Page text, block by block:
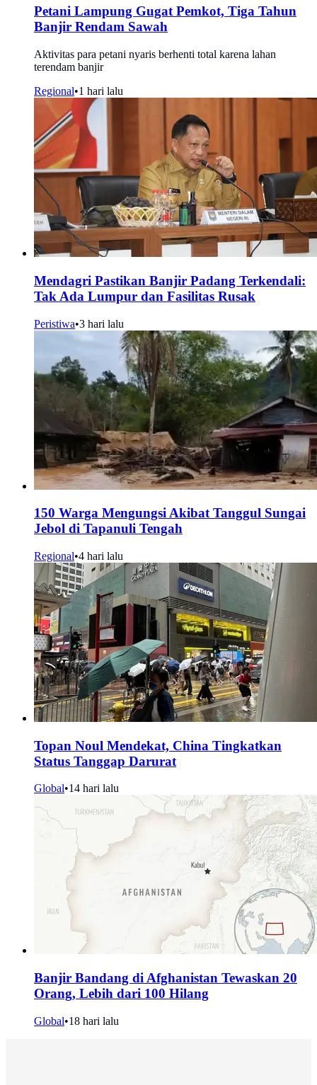
Petani Lampung Gugat Pemkot, Tiga Tahun
Banjir Rendam Sawah
Aktivitas para petani nyaris berhenti total karena lahan
terendam banjir
Regional•1 hari lalu
Mendagri Pastikan Banjir Padang Terkendali:
Tak Ada Lumpur dan Fasilitas Rusak
Peristiwa•3 hari lalu
150 Warga Mengungsi Akibat Tanggul Sungai
Jebol di Tapanuli Tengah
Regional•4 hari lalu
Topan Noul Mendekat, China Tingkatkan
Status Tanggap Darurat
Global•14 hari lalu
Banjir Bandang di Afghanistan Tewaskan 20
Orang, Lebih dari 100 Hilang
Global•18 hari lalu